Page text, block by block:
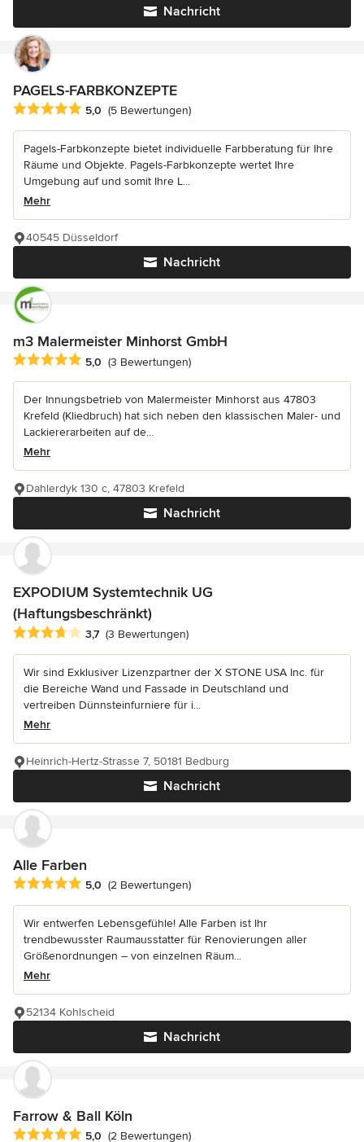
Nachricht
PAGELS-FARBKONZEPTE
Durchschnittliche Bewertung: 5 von 5 Sternen
5,0 (5 Bewertungen)
Pagels-Farbkonzepte bietet individuelle Farbberatung für Ihre
Räume und Objekte. Pagels-Farbkonzepte wertet Ihre
Umgebung auf und somit Ihre L...
Mehr
Nachricht
40545 Düsseldorf
m3 Malermeister Minhorst GmbH
Durchschnittliche Bewertung: 5 von 5 Sternen
5,0 (3 Bewertungen)
Der Innungsbetrieb von Malermeister Minhorst aus 47803
Krefeld (Kliedbruch) hat sich neben den klassischen Maler- und
Lackiererarbeiten auf de...
Mehr
Nachricht
Dahlerdyk 130 c, 47803 Krefeld
EXPODIUM Systemtechnik UG
(Haftungsbeschränkt)
Durchschnittliche Bewertung: 3.7 von 5 Sternen
3,7 (3 Bewertungen)
Wir sind Exklusiver Lizenzpartner der X STONE USA Inc. für
die Bereiche Wand und Fassade in Deutschland und
vertreiben Dünnsteinfurniere für i...
Mehr
Nachricht
Heinrich-Hertz-Strasse 7, 50181 Bedburg
Alle Farben
Durchschnittliche Bewertung: 5 von 5 Sternen
5,0 (2 Bewertungen)
Wir entwerfen Lebensgefühle! Alle Farben ist Ihr
trendbewusster Raumausstatter für Renovierungen aller
Größenordnungen – von einzelnen Räum...
Mehr
Nachricht
52134 Kohlscheid
Farrow & Ball Köln
Durchschnittliche Bewertung: 5 von 5 Sternen
5,0 (2 Bewertungen)